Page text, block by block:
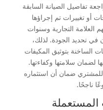
تفاصيل الصيانة السابقة
أو تغييرات تم إجراؤها
العلامة التجارية وسنوات
في تحديد الجودة. لذلك،
الساخنة بتوثيق المكيفات
لضمان سلامتها وكفاءتها.
للمشتري ضمان أن استثماره
ناجحًا.
المستعملة